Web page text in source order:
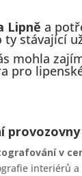
Lipně a
ty stávající
mohla
pro
provozovny
v
interiérů